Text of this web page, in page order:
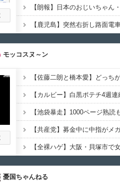
モッコスヌ～ン
憂国ちゃんねる